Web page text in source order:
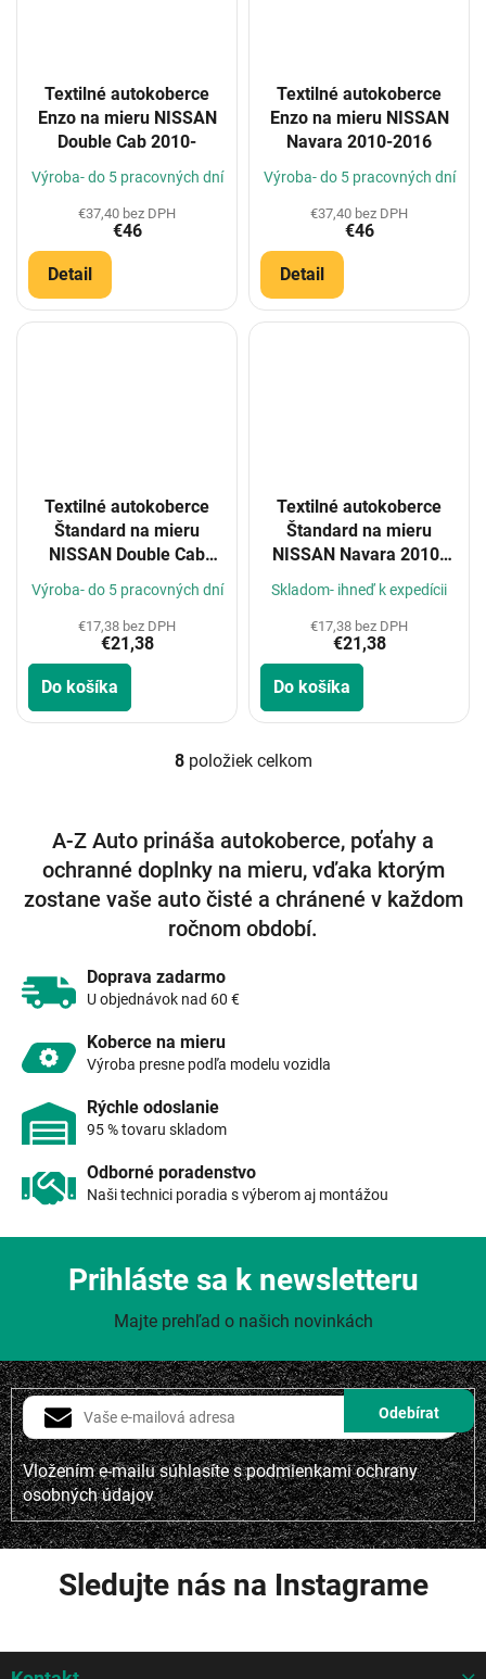
Textilné autokoberce
Enzo na mieru NISSAN
Double Cab 2010-
Výroba- do 5 pracovných dní
€37,40 bez DPH
€46
Detail
Textilné autokoberce
Enzo na mieru NISSAN
Navara 2010-2016
Výroba- do 5 pracovných dní
€37,40 bez DPH
€46
Detail
Textilné autokoberce
Štandard na mieru
NISSAN Double Cab
Výroba- do 5 pracovných dní
€17,38 bez DPH
€21,38
Do košíka
Textilné autokoberce
Štandard na mieru
NISSAN Navara 2010-
2016
Skladom- ihneď k expedícii
€17,38 bez DPH
€21,38
Do košíka
O
á
d
a
c
e
v
8položiek celkom
A-Z Auto prináša autokoberce, poťahy a
ochranné doplnky na mieru, vďaka ktorým
zostane vaše auto čisté a chránené v každom
ročnom období.
Doprava zadarmo
U objednávok nad 60 €
Koberce na mieru
Výroba presne podľa modelu vozidla
Rýchle odoslanie
95 % tovaru skladom
Odborné poradenstvo
Naši technici poradia s výberom aj montážou
Vložením e-mailu súhlasíte spodmienkami ochrany
osobných údajov
Prihláste sa k newsletteru
Majte prehľad o našich novinkách
Sledujte nás na Instagrame